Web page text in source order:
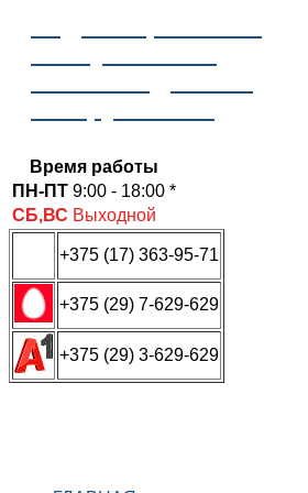
Время работы
ПН-ПТ 9:00 - 18:00 *
СБ,ВС Выходной
+375 (17) 363-95-71
+375 (29) 7-629-629
+375 (29) 3-629-629